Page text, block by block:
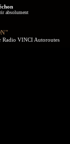
absolument
Radio VINCI Autoroutes